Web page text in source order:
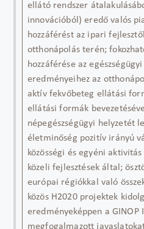
ellátó rendszer
innovációból) eredő valós
hozzáférést az ipari
otthonápolás terén;
hozzáférése az
eredményeihez az
aktív fekvőbeteg ellátási
ellátási formák
népegészségügyi helyzetét
életminőség pozitív irányú
közösségi és egyéni
közeli fejlesztések által;
európai régiókkal való
közös H2020 projektek
eredményeképpen a
megfogalmazott